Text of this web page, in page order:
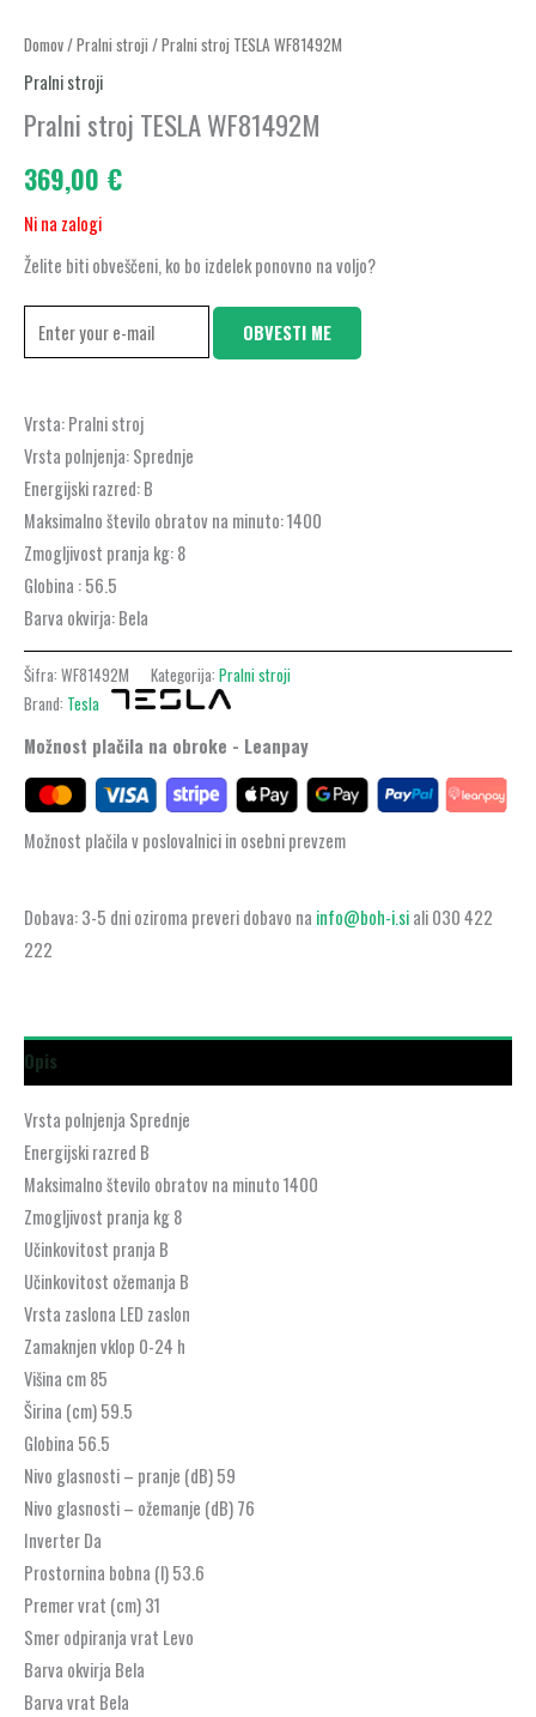
Domov/Pralni stroji / Pralni stroj TESLA WF81492M
Pralni stroji
Pralni stroj TESLA WF81492M
369,00 €
Ni na zalogi
Želite biti obveščeni, ko bo izdelek ponovno na voljo?
OBVESTI ME
Vrsta: Pralni stroj
Vrsta polnjenja: Sprednje
Energijski razred: B
Maksimalno število obratov na minuto: 1400
Zmogljivost pranja kg: 8
Globina : 56.5
Barva okvirja: Bela
Šifra: WF81492M Kategorija: Pralni stroji
Brand: Tesla
Možnost plačila na obroke - Leanpay
Možnost plačila v poslovalnici in osebni prevzem
Dobava: 3-5 dni oziroma preveri dobavo na info@boh-i.siali 030 422
222
Opis
Vrsta polnjenja Sprednje
Energijski razred B
Maksimalno število obratov na minuto 1400
Zmogljivost pranja kg 8
Učinkovitost pranja B
Učinkovitost ožemanja B
Vrsta zaslona LED zaslon
Zamaknjen vklop 0-24 h
Višina cm 85
Širina (cm) 59.5
Globina 56.5
Nivo glasnosti – pranje (dB) 59
Nivo glasnosti – ožemanje (dB) 76
Inverter Da
Prostornina bobna (l) 53.6
Premer vrat (cm) 31
Smer odpiranja vrat Levo
Barva okvirja Bela
Barva vrat Bela